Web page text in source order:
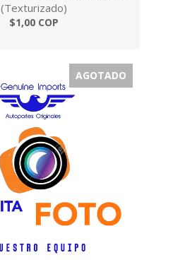
(Texturizado)
$1,00 COP
AGOTADO